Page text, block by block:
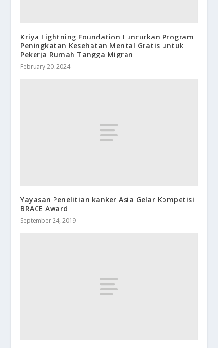
Kriya Lightning Foundation Luncurkan Program
Peningkatan Kesehatan Mental Gratis untuk
Pekerja Rumah Tangga Migran
February 20, 2024
Yayasan Penelitian kanker Asia Gelar Kompetisi
BRACE Award
September 24, 2019